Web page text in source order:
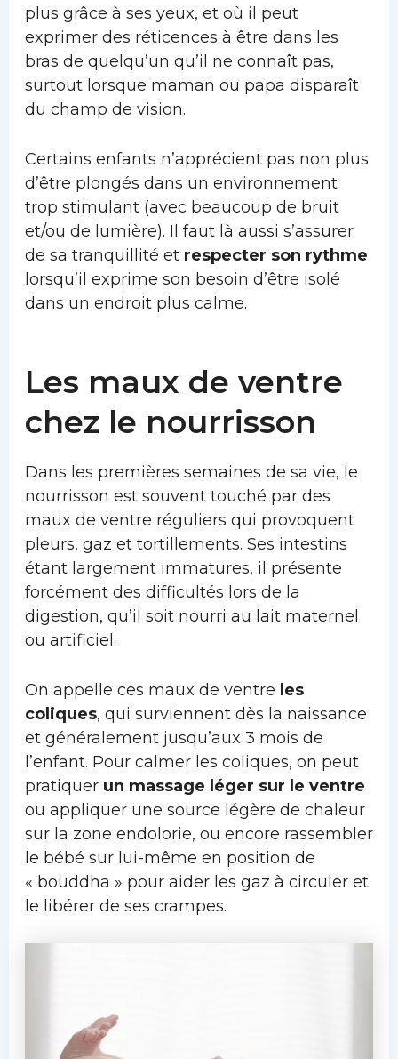
plus grâce à ses yeux, et où il peut
exprimer des réticences à être dans les
bras de quelqu’un qu’il ne connaît pas,
surtout lorsque maman ou papa disparaît
du champ de vision.
Certains enfants n’apprécient pas non plus
d’être plongés dans un environnement
trop stimulant (avec beaucoup de bruit
et/ou de lumière). Il faut là aussi s’assurer
de sa tranquillité et respecter son rythme
lorsqu’il exprime son besoin d’être isolé
dans un endroit plus calme.
Les maux de ventre
chez le nourrisson
Dans les premières semaines de sa vie, le
nourrisson est souvent touché par des
maux de ventre réguliers qui provoquent
pleurs, gaz et tortillements. Ses intestins
étant largement immatures, il présente
forcément des difficultés lors de la
digestion, qu’il soit nourri au lait maternel
ou artificiel.
On appelle ces maux de ventre les
coliques, qui surviennent dès la naissance
et généralement jusqu’aux 3 mois de
l’enfant. Pour calmer les coliques, on peut
pratiquer un massage léger sur le ventre
ou appliquer une source légère de chaleur
sur la zone endolorie, ou encore rassembler
le bébé sur lui-même en position de
« bouddha » pour aider les gaz à circuler et
le libérer de ses crampes.